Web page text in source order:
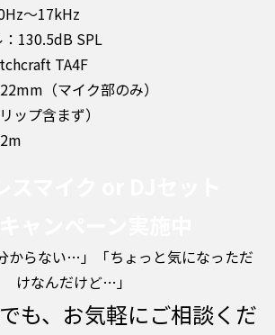
～17kHz
130.5dB SPL
TA4F
（マイク部のみ）
ップ含まず）
からない…」「ちょっと気になっただ
けなんだけど…」
も、お気軽にご相談くだ